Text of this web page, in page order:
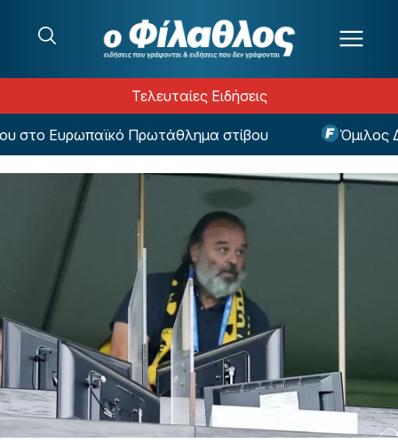
Τελευταίες Ειδήσεις
Ευρωπαϊκό Πρωτάθλημα στίβου Όμιλος